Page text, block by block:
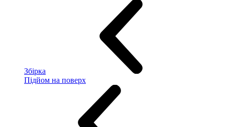
Збірка
Підйом на поверх